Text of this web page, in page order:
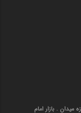
میدان . بازار امام